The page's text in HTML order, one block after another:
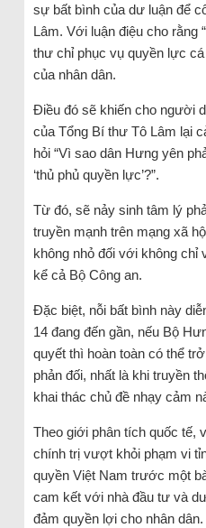
sự bất bình của dư luận để
Lâm. Với luận điệu cho rằng
thư chỉ phục vụ quyền lực
của nhân dân.
Điều đó sẽ khiến cho người
của Tổng Bí thư Tô Lâm lại
hỏi “Vì sao dân Hưng yên
‘thủ phủ quyền lực’?”.
Từ đó, sẽ nảy sinh tâm lý
truyền mạnh trên mạng xã
không nhỏ đối với không
kể cả Bộ Công an.
Đặc biệt, nỗi bất bình này
14 đang đến gần, nếu Bộ
quyết thì hoàn toàn có thể
phản đối, nhất là khi truyền
khai thác chủ đề nhạy cảm
Theo giới phân tích quốc tế,
chính trị vượt khỏi phạm vi
quyền Việt Nam trước một
cam kết với nhà đầu tư và
đảm quyền lợi cho nhân dân.